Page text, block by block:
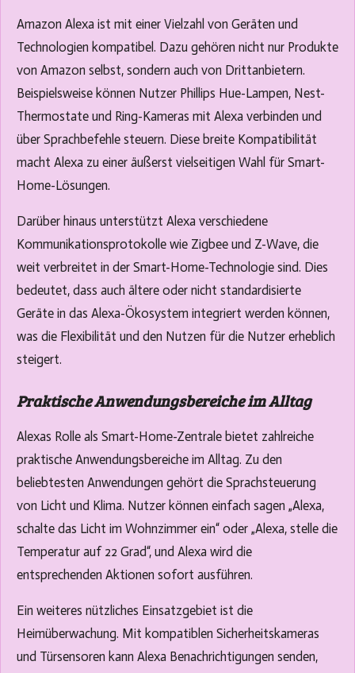
Amazon Alexa ist mit einer Vielzahl von Geräten und
Technologien kompatibel. Dazu gehören nicht nur Produkte
von Amazon selbst, sondern auch von Drittanbietern.
Beispielsweise können Nutzer Phillips Hue-Lampen, Nest-
Thermostate und Ring-Kameras mit Alexa verbinden und
über Sprachbefehle steuern. Diese breite Kompatibilität
macht Alexa zu einer äußerst vielseitigen Wahl für Smart-
Home-Lösungen.
Darüber hinaus unterstützt Alexa verschiedene
Kommunikationsprotokolle wie Zigbee und Z-Wave, die
weit verbreitet in der Smart-Home-Technologie sind. Dies
bedeutet, dass auch ältere oder nicht standardisierte
Geräte in das Alexa-Ökosystem integriert werden können,
was die Flexibilität und den Nutzen für die Nutzer erheblich
steigert.
Praktische Anwendungsbereiche im Alltag
Alexas Rolle als Smart-Home-Zentrale bietet zahlreiche
praktische Anwendungsbereiche im Alltag. Zu den
beliebtesten Anwendungen gehört die Sprachsteuerung
von Licht und Klima. Nutzer können einfach sagen „Alexa,
schalte das Licht im Wohnzimmer ein“ oder „Alexa, stelle die
Temperatur auf 22 Grad“, und Alexa wird die
entsprechenden Aktionen sofort ausführen.
Ein weiteres nützliches Einsatzgebiet ist die
Heimüberwachung. Mit kompatiblen Sicherheitskameras
und Türsensoren kann Alexa Benachrichtigungen senden,